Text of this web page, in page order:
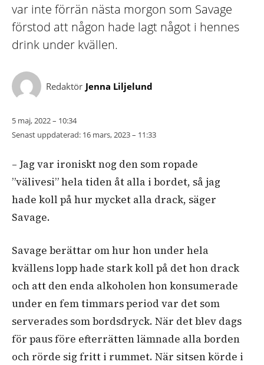
var inte förrän nästa morgon som Savage
förstod att någon hade lagt något i hennes
drink under kvällen.
Redaktör Jenna Liljelund
5 maj, 2022 – 10:34
Senast uppdaterad: 16 mars, 2023 – 11:33
– Jag var ironiskt nog den som ropade
”välivesi” hela tiden åt alla i bordet, så jag
hade koll på hur mycket alla drack, säger
Savage.
Savage berättar om hur hon under hela
kvällens lopp hade stark koll på det hon drack
och att den enda alkoholen hon konsumerade
under en fem timmars period var det som
serverades som bordsdryck. När det blev dags
för paus före efterrätten lämnade alla borden
och rörde sig fritt i rummet. När sitsen körde i